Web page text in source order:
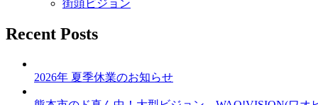
街頭ビジョン
Recent Posts
2026年 夏季休業のお知らせ